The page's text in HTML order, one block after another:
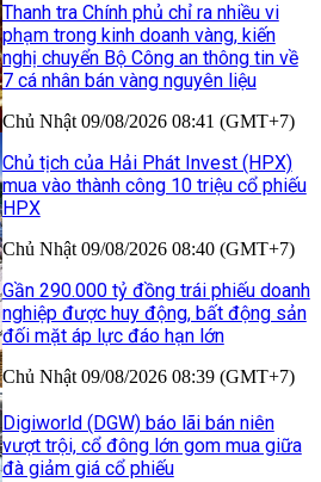
Thanh tra Chính phủ chỉ ra nhiều vi
phạm trong kinh doanh vàng, kiến
nghị chuyển Bộ Công an thông tin về
7 cá nhân bán vàng nguyên liệu
Chủ Nhật 09/08/2026 08:41 (GMT+7)
Chủ tịch của Hải Phát Invest (HPX)
mua vào thành công 10 triệu cổ phiếu
HPX
Chủ Nhật 09/08/2026 08:40 (GMT+7)
Gần 290.000 tỷ đồng trái phiếu doanh
nghiệp được huy động, bất động sản
đối mặt áp lực đáo hạn lớn
Chủ Nhật 09/08/2026 08:39 (GMT+7)
Digiworld (DGW) báo lãi bán niên
vượt trội, cổ đông lớn gom mua giữa
đà giảm giá cổ phiếu